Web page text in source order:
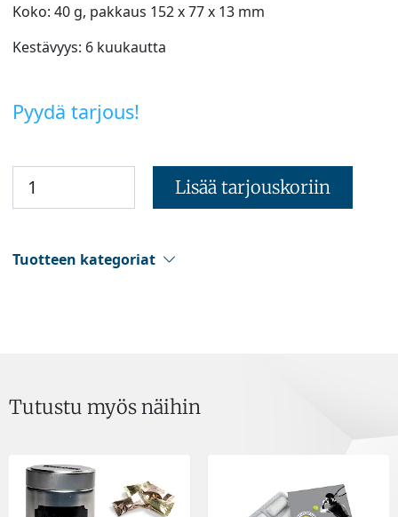
Koko: 40 g, pakkaus 152 x 77 x 13 mm
Kestävyys: 6 kuukautta
Pyydä tarjous!
Lisää tarjouskoriin
Tuotteen kategoriat
Tutustu myös näihin